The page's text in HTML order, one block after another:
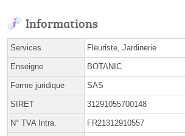
Informations
Services Fleuriste, Jardinerie
Enseigne BOTANIC
Forme juridique SAS
SIRET 31291055700148
N° TVA Intra. FR21312910557